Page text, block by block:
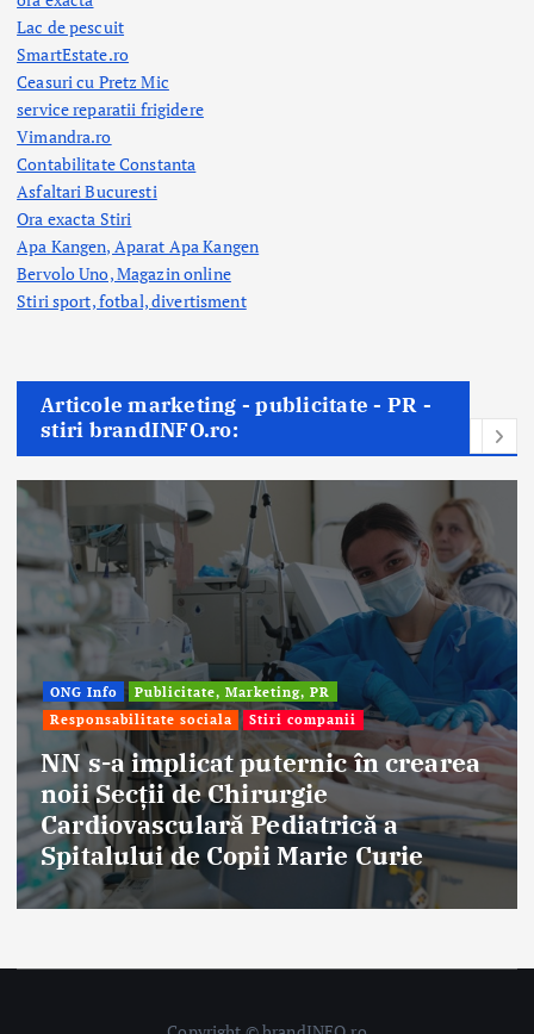
Lac de pescuit
SmartEstate.ro
Ceasuri cu Pretz Mic
service reparatii frigidere
Vimandra.ro
Contabilitate Constanta
Asfaltari Bucuresti
Ora exacta Stiri
Apa Kangen, Aparat Apa Kangen
Bervolo Uno, Magazin online
Stiri sport, fotbal,divertisment
Articole marketing - publicitate - PR -
stiri brandINFO.ro:
ONG Info
Publicitate, Marketing, PR
Responsabilitate sociala
Stiri companii
NN s-a implicat puternic în crearea
noii Secții de Chirurgie
Cardiovasculară Pediatrică a
Spitalului de Copii Marie Curie